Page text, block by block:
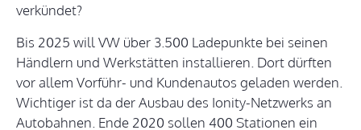
verkündet?
Bis 2025 will VW über 3.500 Ladepunkte bei seinen
Händlern und Werkstätten installieren. Dort dürften
vor allem Vorführ- und Kundenautos geladen werden.
Wichtiger ist da der Ausbau des Ionity-Netzwerks an
Autobahnen. Ende 2020 sollen 400 Stationen ein